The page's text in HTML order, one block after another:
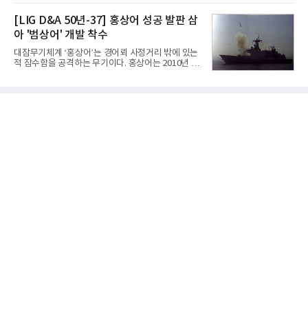
동기 대
라 투자에 나서는 것과 달리, 카카오는 ‘카카오톡’이
라는 플랫폼 경쟁력을 활용한 AI 에이전트 서비스에
집중하는 전략이다. 과거 무리한 사업 확장 과정에서
겪었던 시행착오를 되풀이하지 않고 핵심 역량에 집
중하겠다는 취지로 풀이된다.7일 업계에 따르면 카카
오는 올해 2분기 연결 기준 매출 2조985억원, 영업이
익 2770억원을 기록했다. 전년 동기 대비 매출과 영업
[LIG D&A 50년-37] 홍상어 성공 발판 삼
아 '범상어' 개발 착수
대잠무기체계 ‘홍상어’는 경어뢰 사정거리 밖에 있는
적 잠수함을 공격하는 무기이다. 홍상어는 2010년 넥